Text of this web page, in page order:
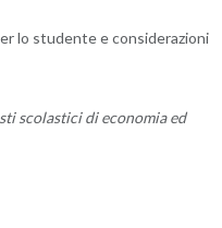
lo studente e considerazioni
scolastici di economia ed